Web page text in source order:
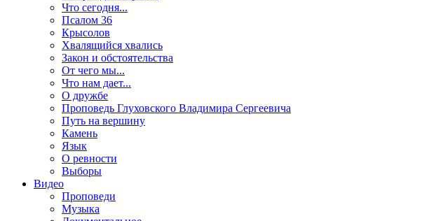
Что сегодня...
Псалом 36
Крысолов
Хвалящийся хвались
Закон и обстоятельства
От чего мы...
Что нам дает...
О дружбе
Проповедь Глуховского Владимира Сергеевича
Путь на вершину
Камень
Язык
О ревности
Выборы
Видео
Проповеди
Музыка